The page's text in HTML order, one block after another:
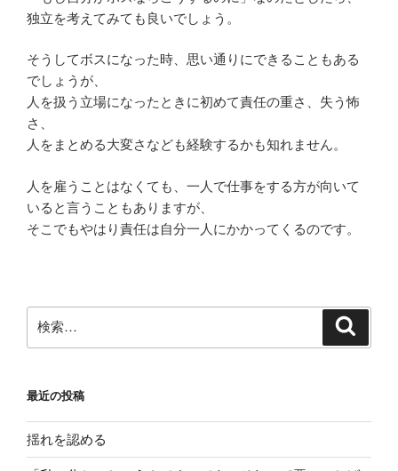
独立を考えてみても良いでしょう。
そうしてボスになった時、思い通りにできることもある
でしょうが、
人を扱う立場になったときに初めて責任の重さ、失う怖
さ、
人をまとめる大変さなども経験するかも知れません。
人を雇うことはなくても、一人で仕事をする方が向いて
いると言うこともありますが、
そこでもやはり責任は自分一人にかかってくるのです。
索:
最近の投稿
揺れを認める